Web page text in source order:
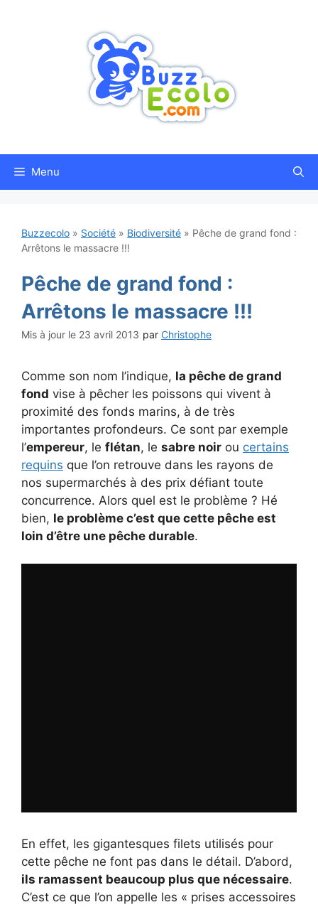
Menu
Buzzecolo » Société » Biodiversité » Pêche de grand fond :
Arrêtons le massacre !!!
Pêche de grand fond :
Arrêtons le massacre !!!
23 avril 2013 par Christophe
Comme son nom l’indique, la pêche de grand
fond vise à pêcher les poissons qui vivent à
proximité des fonds marins, à de très
importantes profondeurs. Ce sont par exemple
l’empereur, le flétan, le sabre noir ou certains
requins que l’on retrouve dans les rayons de
nos supermarchés à des prix défiant toute
concurrence. Alors quel est le problème ? Hé
bien, le problème c’est que cette pêche est
loin d’être une pêche durable.
En effet, les gigantesques filets utilisés pour
cette pêche ne font pas dans le détail. D’abord,
ils ramassent beaucoup plus que nécessaire.
C’est ce que l’on appelle les « prises accessoires